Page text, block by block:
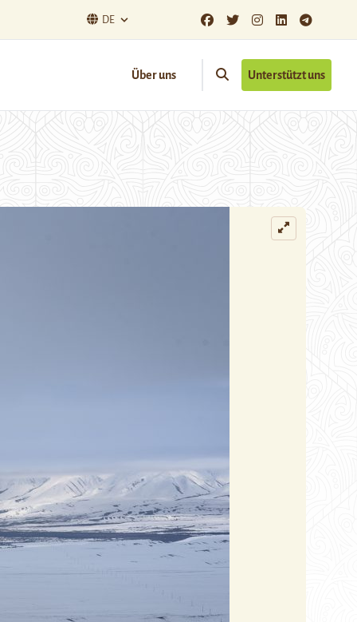
DE
Über uns Unterstützt uns